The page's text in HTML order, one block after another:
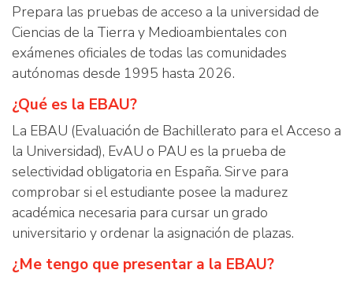
Prepara las pruebas de acceso a la universidad de
Ciencias de la Tierra y Medioambientales con
exámenes oficiales de todas las comunidades
autónomas desde 1995 hasta 2026.
¿Qué es la EBAU?
La EBAU (Evaluación de Bachillerato para el Acceso a
la Universidad), EvAU o PAU es la prueba de
selectividad obligatoria en España. Sirve para
comprobar si el estudiante posee la madurez
académica necesaria para cursar un grado
universitario y ordenar la asignación de plazas.
¿Me tengo que presentar a la EBAU?